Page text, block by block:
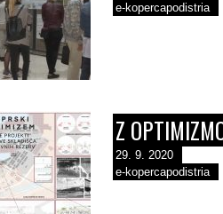
e-kopercapodistria
Z
29. 9. 2020
e-kopercapodistria